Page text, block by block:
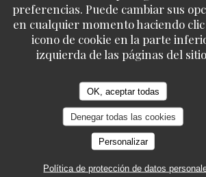
preferencias. Puede cambiar sus
en cualquier momento haciendo
icono de cookie en la parte
izquierda de las páginas del
OK, aceptar todas
Denegar todas las cookies
Personalizar
Política de protección de datos
Chessy
((abre en una nueva ventana))